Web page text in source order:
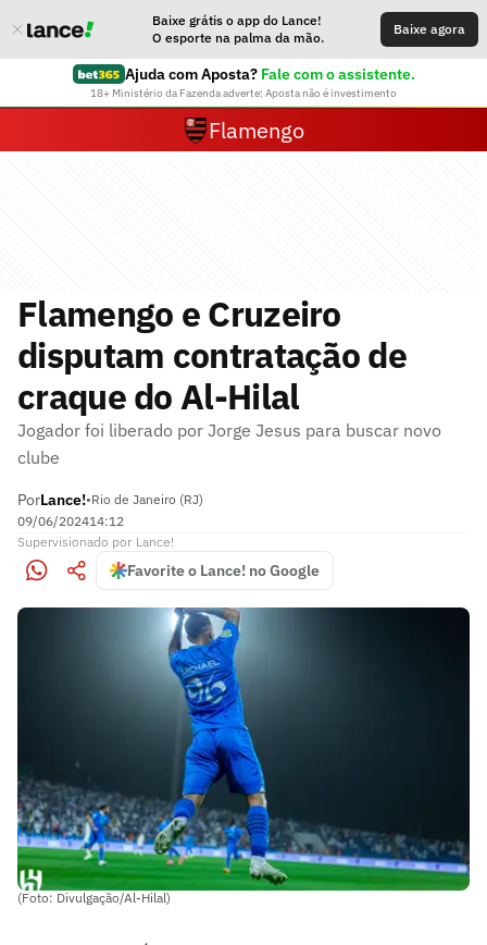
Baixe grátis o app do Lance!
O esporte na palma da mão.
Baixe agora
Ajuda com Aposta? Fale com o assistente.
18+ Ministério da Fazenda adverte: Aposta não é investimento
Flamengo
Flamengo e Cruzeiro
disputam contratação de
craque do Al-Hilal
Jogador foi liberado por Jorge Jesus para buscar novo
clube
PorLance!•Rio de Janeiro (RJ)
09/06/202414:12
Supervisionado por Lance!
Favorite o Lance! no Google
(Foto: Divulgação/Al-Hilal)